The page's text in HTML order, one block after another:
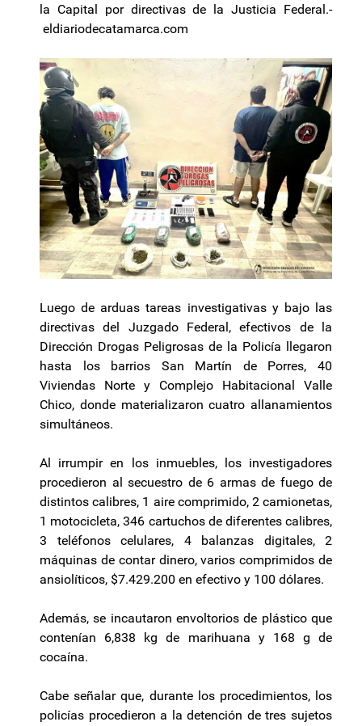
la Capital por directivas de la Justicia Federal.-
eldiariodecatamarca.com
Luego de arduas tareas investigativas y bajo las
directivas del Juzgado Federal, efectivos de la
Dirección Drogas Peligrosas de la Policía llegaron
hasta los barrios San Martín de Porres, 40
Viviendas Norte y Complejo Habitacional Valle
Chico, donde materializaron cuatro allanamientos
simultáneos.
Al irrumpir en los inmuebles, los investigadores
procedieron al secuestro de 6 armas de fuego de
distintos calibres, 1 aire comprimido, 2 camionetas,
1 motocicleta, 346 cartuchos de diferentes calibres,
3 teléfonos celulares, 4 balanzas digitales, 2
máquinas de contar dinero, varios comprimidos de
ansiolíticos, $7.429.200 en efectivo y 100 dólares.
Además, se incautaron envoltorios de plástico que
contenían 6,838 kg de marihuana y 168 g de
cocaína.
Cabe señalar que, durante los procedimientos, los
policías procedieron a la detención de tres sujetos